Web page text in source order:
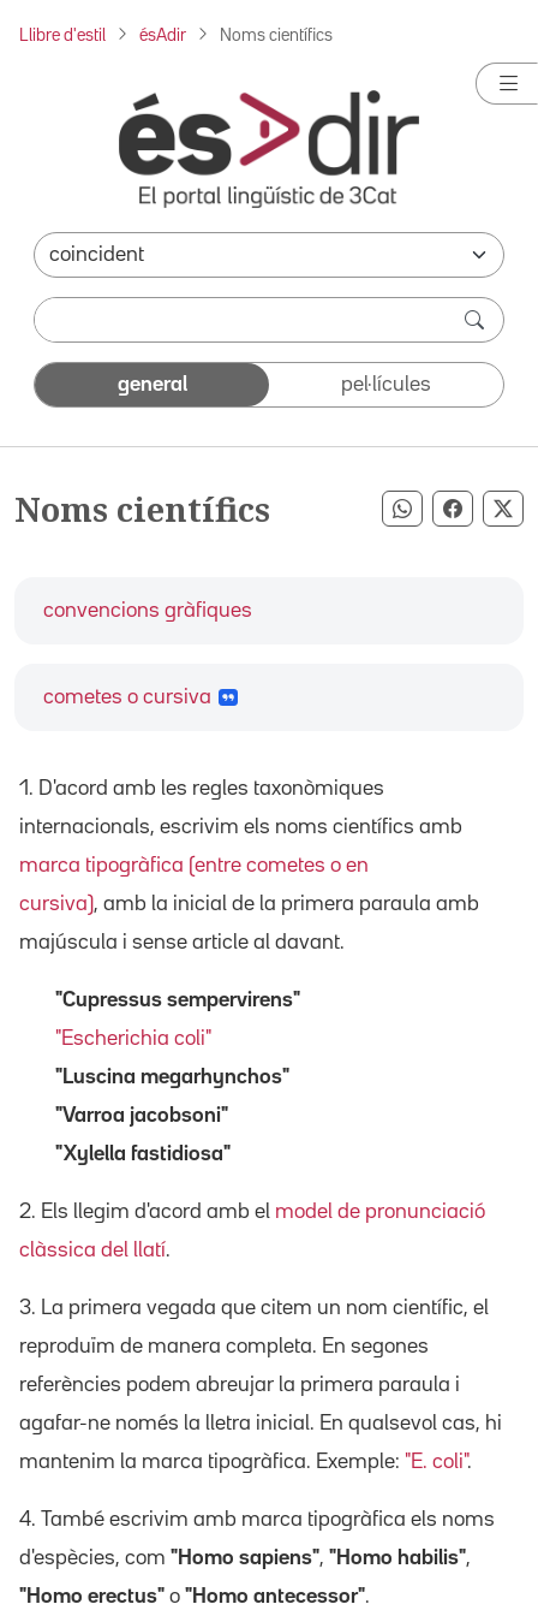
Llibre d'estil ésAdir Noms científics
general pel·lícules
Noms científics Compartir
convencions gràfiques
cometes o cursiva
1. D'acord amb les regles taxonòmiques
internacionals, escrivim els noms científics amb
marca tipogràfica (entre cometes o en
cursiva), amb la inicial de la primera paraula amb
majúscula i sense article al davant.
"Cupressus sempervirens"
"Escherichia coli"
"Luscina megarhynchos"
"Varroa jacobsoni"
"Xylella fastidiosa"
2. Els llegim d'acord amb el model de pronunciació
clàssica del llatí.
3. La primera vegada que citem un nom científic, el
reproduïm de manera completa. En segones
referències podem abreujar la primera paraula i
agafar-ne només la lletra inicial. En qualsevol cas, hi
mantenim la marca tipogràfica. Exemple: "E. coli".
4. També escrivim amb marca tipogràfica els noms
d'espècies, com "Homo sapiens", "Homo habilis",
"Homo erectus" o "Homo antecessor".